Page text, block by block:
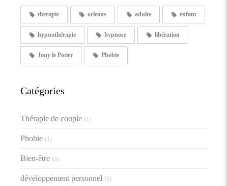
therapie orleans adulte enfant
hypnothérapie hypnose libération
Jouy le Potier Phobie
Catégories
Thérapie de couple (1)
Phobie (1)
Bien-être (3)
développement personnel (6)